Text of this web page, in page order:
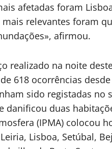
afetadas foram
relevantes foram
afirmou.
realizado na noite
618 ocorrências
sido registadas no
danificou duas
(IPMA) colocou
Lisboa, Setúbal,